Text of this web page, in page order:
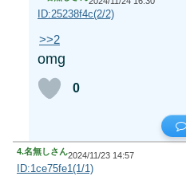
ID:25238f4c(2/2)
>>2
omg
0
4.名無しさん2024/11/23 14:57
ID:1ce75fe1(1/1)